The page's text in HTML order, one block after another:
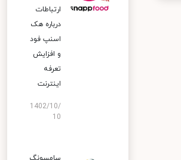
ارتباطات
درباره هک
اسنپ‌ فود
و افزایش
تعرفه
اینترنت
1402/10/
10